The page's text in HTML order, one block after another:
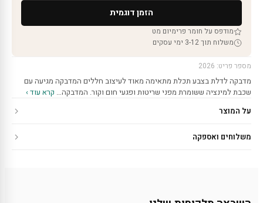
הזמן דוגמית
מודפס על חומר פרימיום מט
משלוח תוך 3-12 ימי עסקים
מספר פריט: 2026
מדבקה לדלת בצבע תכלת מתאימה מאוד לעיצוב חללים המדבקה מגיעה עם
שכבת למינציה ששומרת מפני שריטות ופגעי חום וקור. המדבקה… קרא עוד ›
על המוצר
משלוחים ואספקה